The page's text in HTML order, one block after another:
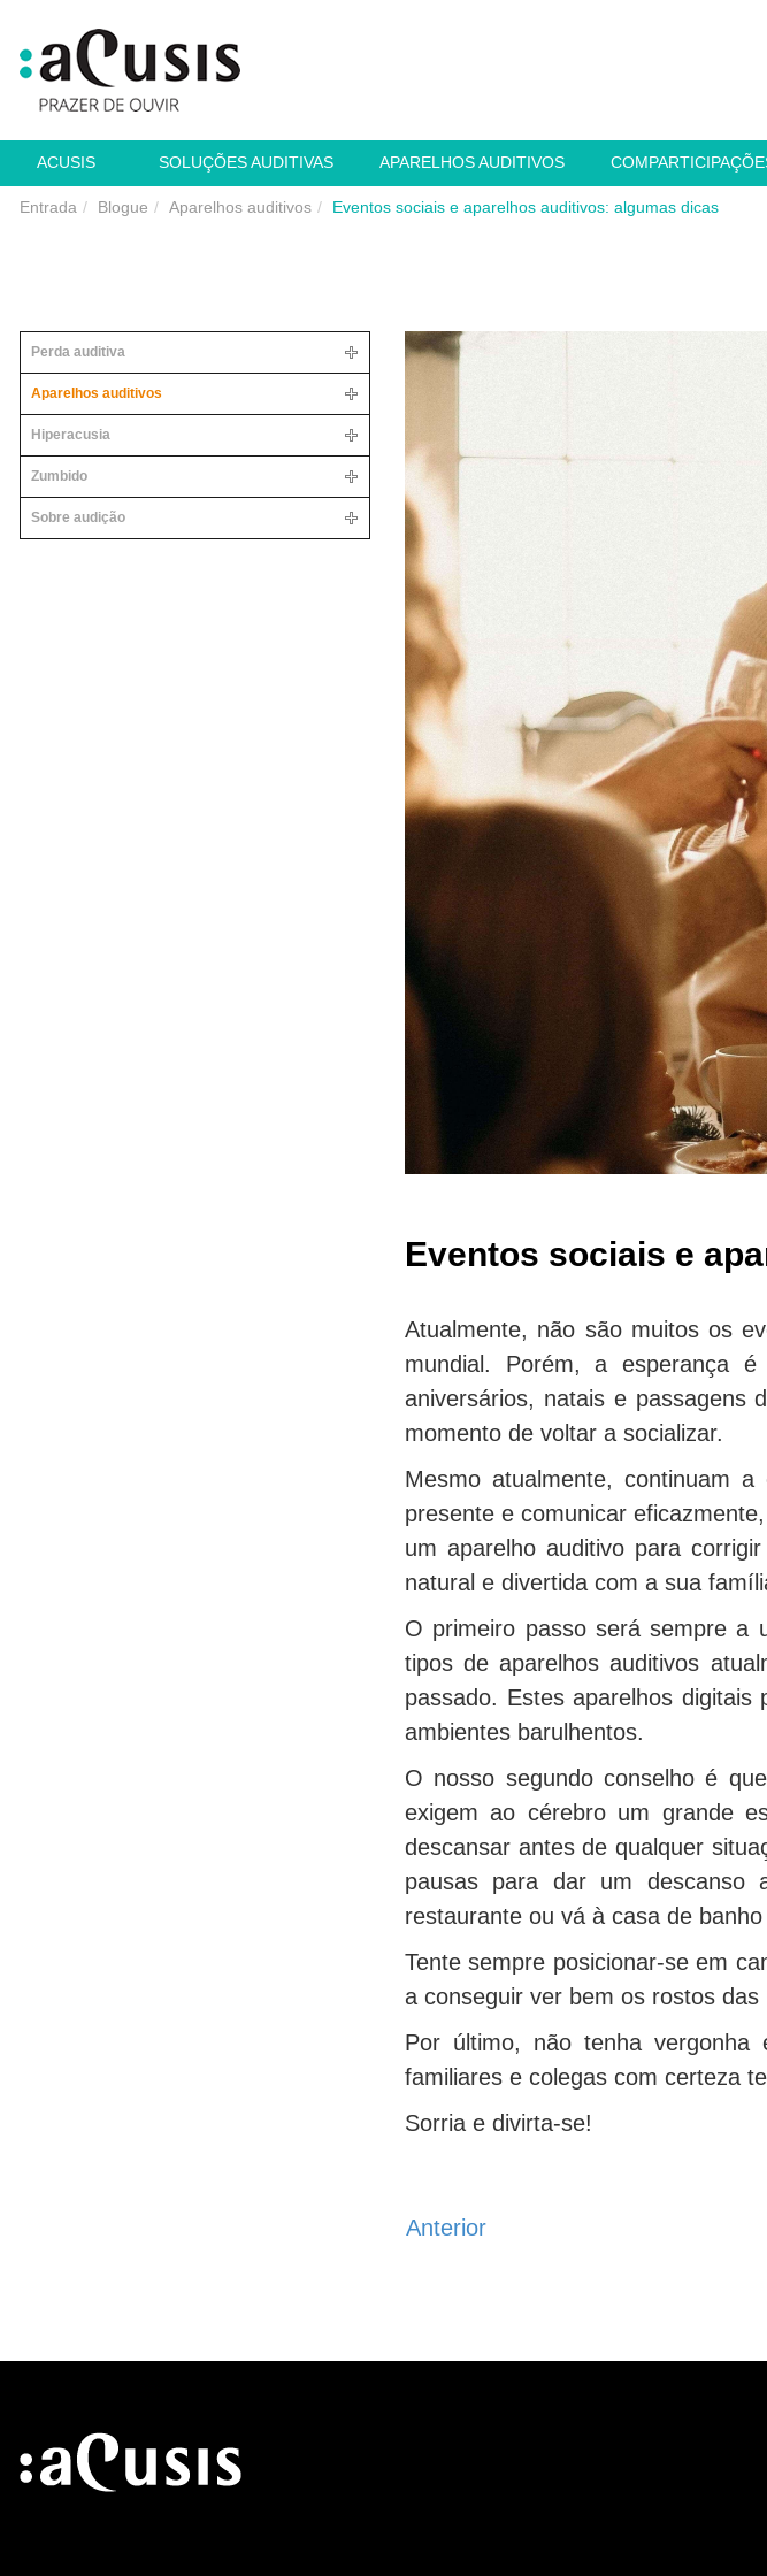
ACUSIS SOLUÇÕES AUDITIVAS APARELHOS AUDITIVOS
Entrada Blogue Aparelhos auditivos Eventos sociais e aparelhos auditivos: algumas dicas
Perda auditiva
Aparelhos auditivos
Hiperacusia
Zumbido
Sobre audição
Eventos sociais e
Atualmente, não são muitos os
mundial. Porém, a esperança
aniversários, natais e passagens
momento de voltar a socializar.
Mesmo atualmente, continuam
presente e comunicar
um aparelho auditivo para
natural e divertida com a sua
O primeiro passo será sempre a
tipos de aparelhos auditivos
passado. Estes aparelhos
ambientes barulhentos.
O nosso segundo conselho é
exigem ao cérebro um grande
descansar antes de qualquer
pausas para dar um descanso
restaurante ou vá à casa de
Tente sempre posicionar-se em
a conseguir ver bem os rostos
Por último, não tenha
familiares e colegas com certeza
Sorria e divirta-se!
Anterior